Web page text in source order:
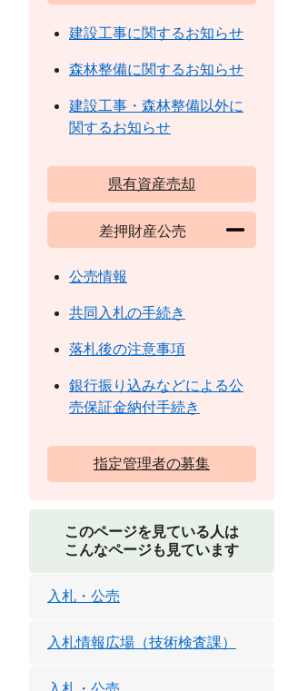
建設工事に関するお知らせ
森林整備に関するお知らせ
建設工事・森林整備以外に
関するお知らせ
県有資産売却
差押財産公売
公売情報
共同入札の手続き
落札後の注意事項
銀行振り込みなどによる公
売保証金納付手続き
指定管理者の募集
このページを見ている人は
こんなページも見ています
入札・公売
入札情報広場（技術検査課）